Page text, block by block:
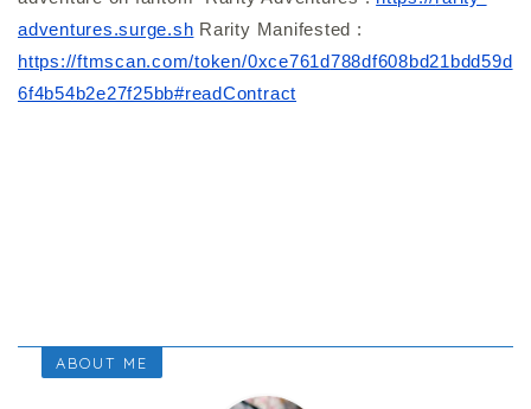
adventures.surge.sh Rarity Manifested :
https://ftmscan.com/token/0xce761d788df608bd21bdd59d
6f4b54b2e27f25bb#readContract
ABOUT ME